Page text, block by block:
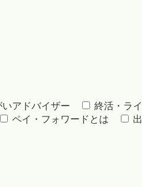
アドバイザー 終活・ラ
ペイ・フォワードとは